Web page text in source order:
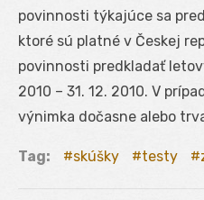
povinnosti týkajúce sa
ktoré sú platné v Českej
povinnosti predkladať
2010 – 31. 12. 2010. V
výnimka dočasne alebo
Tag: skúšky testy